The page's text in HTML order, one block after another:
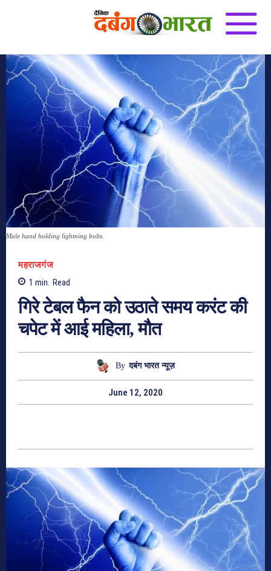
Male hand holding lightning bolts.
महराजगंज
1 min. Read
गिरे टेबल फैन को उठाते समय करंट की
चपेट में आई महिला, मौत
By दबंग भारत न्यूज़
June 12, 2020